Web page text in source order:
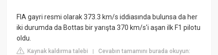
FIA gayri resmi olarak 373.3 km/s iddiasında bulunsa da her
iki durumda da Bottas bir yarışta 370 km/s'i aşan ilk F1 pilotu
oldu.
Kaynak kaldırma talebi |Cevabın tamamını burada okuyun: